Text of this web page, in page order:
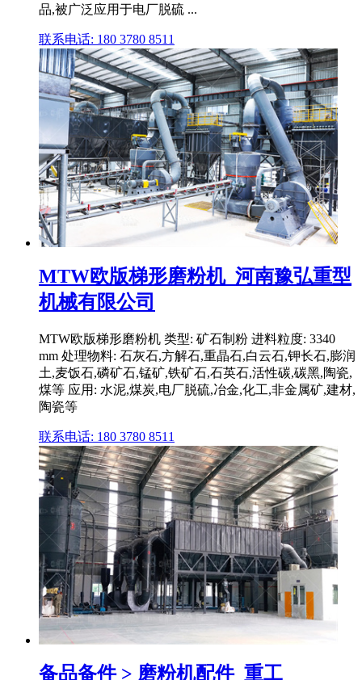
品,被广泛应用于电厂脱硫 ...
联系电话: 180 3780 8511
MTW欧版梯形磨粉机_河南豫弘重型
机械有限公司
MTW欧版梯形磨粉机 类型: 矿石制粉 进料粒度: 3340
mm 处理物料: 石灰石,方解石,重晶石,白云石,钾长石,膨润
土,麦饭石,磷矿石,锰矿,铁矿石,石英石,活性碳,碳黑,陶瓷,
煤等 应用: 水泥,煤炭,电厂脱硫,冶金,化工,非金属矿,建材,
陶瓷等
联系电话: 180 3780 8511
备品备件 > 磨粉机配件_重工